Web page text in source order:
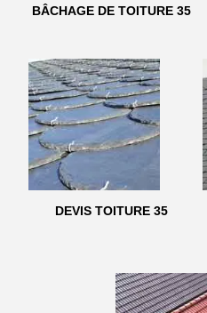
BÂCHAGE DE TOITURE 35
DEVIS TOITURE 35